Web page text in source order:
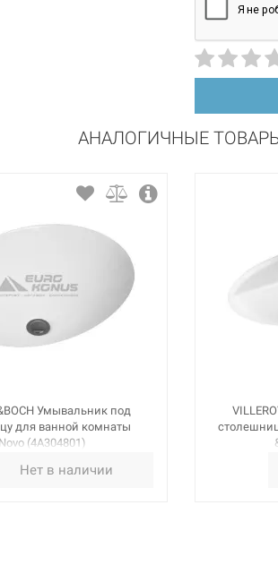
АНАЛОГИЧНЫЕ
Умывальник под
для ванной комнаты
(4A304801)
Нет в наличии